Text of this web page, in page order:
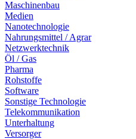
Maschinenbau
Medien
Nanotechnologie
Nahrungsmittel / Agrar
Netzwerktechnik
Öl / Gas
Pharma
Rohstoffe
Software
Sonstige Technologie
Telekommunikation
Unterhaltung
Versorger